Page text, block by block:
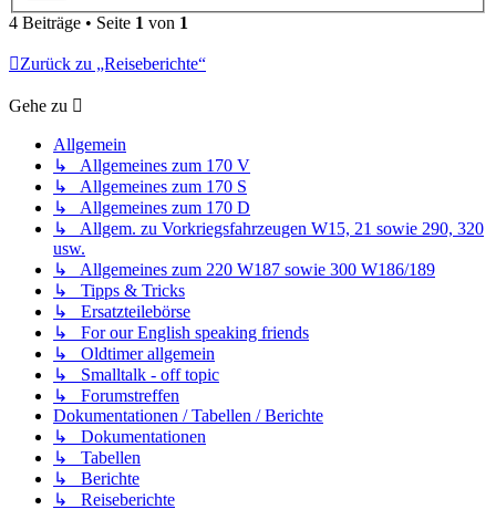
4 Beiträge • Seite 1 von 1
Zurück zu „Reiseberichte“
Gehe zu
Allgemein
↳ Allgemeines zum 170 V
↳ Allgemeines zum 170 S
↳ Allgemeines zum 170 D
↳ Allgem. zu Vorkriegsfahrzeugen W15, 21 sowie 290, 320
usw.
↳ Allgemeines zum 220 W187 sowie 300 W186/189
↳ Tipps & Tricks
↳ Ersatzteilebörse
↳ For our English speaking friends
↳ Oldtimer allgemein
↳ Smalltalk - off topic
↳ Forumstreffen
Dokumentationen / Tabellen / Berichte
↳ Dokumentationen
↳ Tabellen
↳ Berichte
↳ Reiseberichte